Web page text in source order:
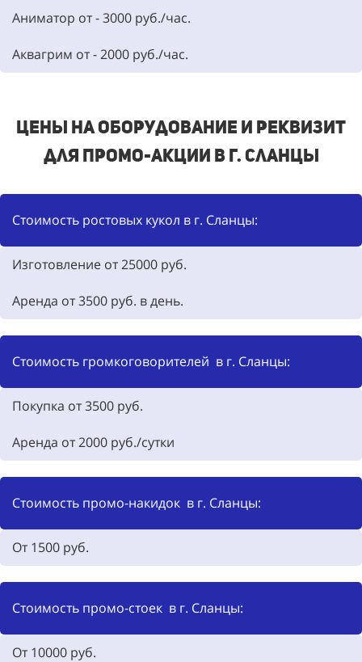
Аниматор от -3000 руб./час.
Аквагрим от -2000 руб./час.
Цены на оборудование и реквизит
для промо-акции в г. Сланцы
Стоимость ростовых кукол в г. Сланцы:
Изготовление от 25000 руб.
Аренда от3500 руб. в день.
Стоимость громкоговорителей в г. Сланцы:
Покупка от 3500 руб.
Аренда от2000 руб./сутки
Стоимость промо-накидок в г. Сланцы:
От 1500 руб.
Стоимость промо-стоек в г. Сланцы:
От 10000 руб.